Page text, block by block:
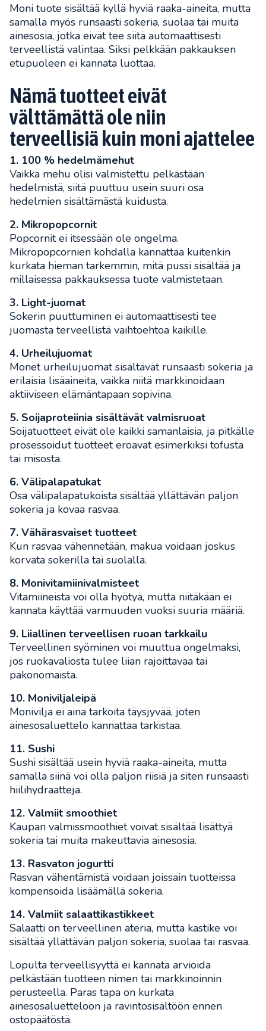
Moni tuote sisältää kyllä hyviä raaka-aineita, mutta
samalla myös runsaasti sokeria, suolaa tai muita
ainesosia, jotka eivät tee siitä automaattisesti
terveellistä valintaa. Siksi pelkkään pakkauksen
etupuoleen ei kannata luottaa.
Nämä tuotteet eivät
välttämättä ole niin
terveellisiä kuin moni ajattelee
1. 100 % hedelmämehut
Vaikka mehu olisi valmistettu pelkästään
hedelmistä, siitä puuttuu usein suuri osa
hedelmien sisältämästä kuidusta.
2. Mikropopcornit
Popcornit ei itsessään ole ongelma.
Mikropopcornien kohdalla kannattaa kuitenkin
kurkata hieman tarkemmin, mitä pussi sisältää ja
millaisessa pakkauksessa tuote valmistetaan.
3. Light-juomat
Sokerin puuttuminen ei automaattisesti tee
juomasta terveellistä vaihtoehtoa kaikille.
4. Urheilujuomat
Monet urheilujuomat sisältävät runsaasti sokeria ja
erilaisia lisäaineita, vaikka niitä markkinoidaan
aktiiviseen elämäntapaan sopivina.
5. Soijaproteiinia sisältävät valmisruoat
Soijatuotteet eivät ole kaikki samanlaisia, ja pitkälle
prosessoidut tuotteet eroavat esimerkiksi tofusta
tai misosta.
6. Välipalapatukat
Osa välipalapatukoista sisältää yllättävän paljon
sokeria ja kovaa rasvaa.
7. Vähärasvaiset tuotteet
Kun rasvaa vähennetään, makua voidaan joskus
korvata sokerilla tai suolalla.
8. Monivitamiinivalmisteet
Vitamiineista voi olla hyötyä, mutta niitäkään ei
kannata käyttää varmuuden vuoksi suuria määriä.
9. Liiallinen terveellisen ruoan tarkkailu
Terveellinen syöminen voi muuttua ongelmaksi,
jos ruokavaliosta tulee liian rajoittavaa tai
pakonomaista.
10. Moniviljaleipä
Monivilja ei aina tarkoita täysjyvää, joten
ainesosaluettelo kannattaa tarkistaa.
11. Sushi
Sushi sisältää usein hyviä raaka-aineita, mutta
samalla siinä voi olla paljon riisiä ja siten runsaasti
hiilihydraatteja.
12. Valmiit smoothiet
Kaupan valmissmoothiet voivat sisältää lisättyä
sokeria tai muita makeuttavia ainesosia.
13. Rasvaton jogurtti
Rasvan vähentämistä voidaan joissain tuotteissa
kompensoida lisäämällä sokeria.
14. Valmiit salaattikastikkeet
Salaatti on terveellinen ateria, mutta kastike voi
sisältää yllättävän paljon sokeria, suolaa tai rasvaa.
Lopulta terveellisyyttä ei kannata arvioida
pelkästään tuotteen nimen tai markkinoinnin
perusteella. Paras tapa on kurkata
ainesosaluetteloon ja ravintosisältöön ennen
ostopäätöstä.